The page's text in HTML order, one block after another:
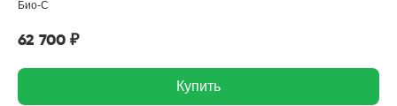
Био-С
62 700 ₽
Купить